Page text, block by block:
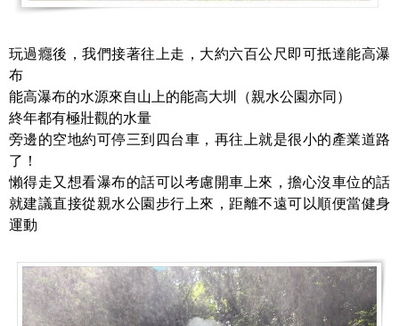
玩過癮後，我們接著往上走，大約六百公尺即可抵達能高瀑
布
能高瀑布的水源來自山上的能高大圳（親水公園亦同）
終年都有極壯觀的水量
旁邊的空地約可停三到四台車，再往上就是很小的產業道路
了！
懶得走又想看瀑布的話可以考慮開車上來，擔心沒車位的話
就建議直接從親水公園步行上來，距離不遠可以順便當健身
運動